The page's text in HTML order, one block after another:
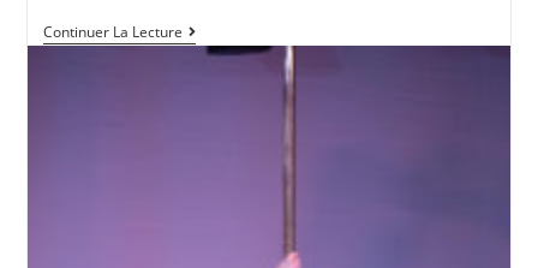
Continuer La LectureReporté
Au